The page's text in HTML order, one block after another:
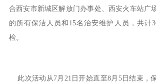
合西安市新城区解放门办事处、西安火车站广
的所有保洁人员和15名治安维护人员，共计
检。
此次活动从7月21日开始直至8月5日结束，